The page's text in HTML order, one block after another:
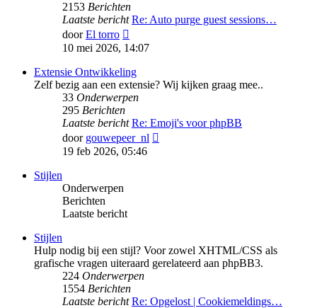
2153 Berichten
Laatste bericht Re: Auto purge guest sessions…
doorEl torro
laatste
10 mei 2026, 14:07
Extensie Ontwikkeling
Zelf bezig aan een extensie? Wij kijken graag mee..
33 Onderwerpen
295 Berichten
Laatste bericht Re: Emoji's voor phpBB
door gouwepeer_nl
19 feb 2026, 05:46
Stijlen
Onderwerpen
Berichten
Laatste bericht
Stijlen
Hulp nodig bij een stijl? Voor zowel XHTML/CSS als
grafische vragen uiteraard gerelateerd aan phpBB3.
224 Onderwerpen
1554 Berichten
Laatste bericht Re: Opgelost | Cookiemeldings…